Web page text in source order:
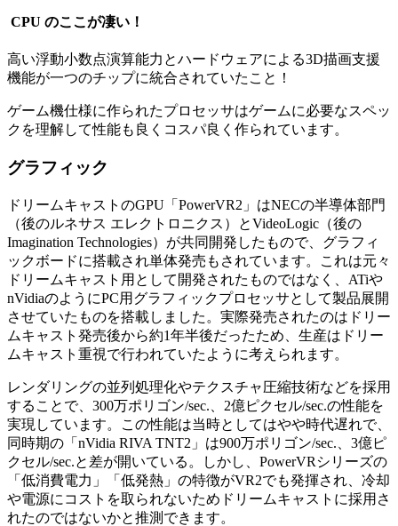
CPU のここが凄い！
高い浮動小数点演算能力とハードウェアによる3D描画支援
機能が一つのチップに統合されていたこと！
ゲーム機仕様に作られたプロセッサはゲームに必要なスペッ
クを理解して性能も良くコスパ良く作られています。
グラフィック
ドリームキャストのGPU「PowerVR2」はNECの半導体部門
（後のルネサス エレクトロニクス）とVideoLogic（後の
Imagination Technologies）が共同開発したもので、グラフィ
ックボードに搭載され単体発売もされています。これは元々
ドリームキャスト用として開発されたものではなく、ATiや
nVidiaのようにPC用グラフィックプロセッサとして製品展開
させていたものを搭載しました。実際発売されたのはドリー
ムキャスト発売後から約1年半後だったため、生産はドリー
ムキャスト重視で行われていたように考えられます。
レンダリングの並列処理化やテクスチャ圧縮技術などを採用
することで、300万ポリゴン/sec.、2億ピクセル/sec.の性能を
実現しています。この性能は当時としてはやや時代遅れで、
同時期の「nVidia RIVA TNT2」は900万ポリゴン/sec.、3億ピ
クセル/sec.と差が開いている。しかし、PowerVRシリーズの
「低消費電力」「低発熱」の特徴がVR2でも発揮され、冷却
や電源にコストを取られないためドリームキャストに採用さ
れたのではないかと推測できます。